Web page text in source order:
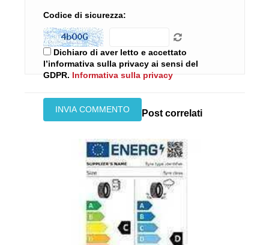
Codice di sicurezza:
Dichiaro di aver letto e accettato
l’informativa sulla privacy ai sensi del
GDPR. Informativa sulla privacy
Post correlati